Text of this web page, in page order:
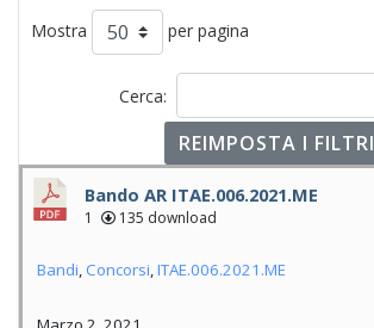
Mostra per pagina
Cerca:
REIMPOSTA I FILTRI
Bando AR ITAE.006.2021.ME
1 135 download
Bandi,Concorsi,ITAE.006.2021.ME